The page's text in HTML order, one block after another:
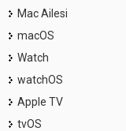
Mac Ailesi
macOS
Watch
watchOS
Apple TV
tvOS